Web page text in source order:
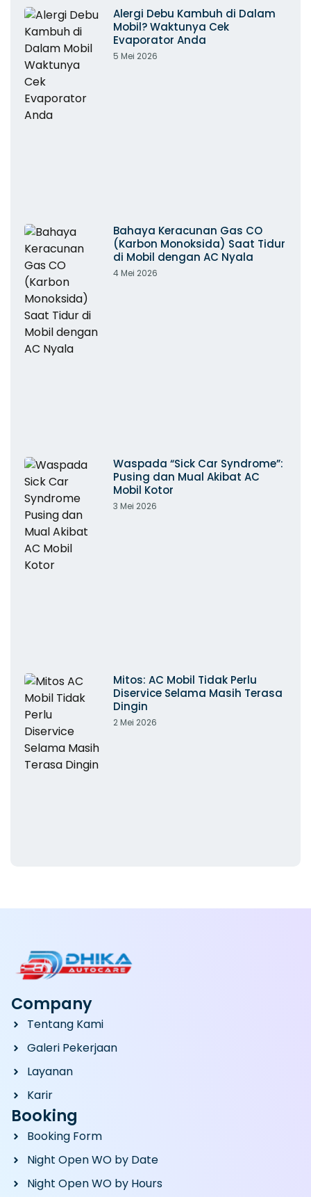
Alergi Debu Kambuh di Dalam
Mobil? Waktunya Cek
Evaporator Anda
5 Mei 2026
Bahaya Keracunan Gas CO
(Karbon Monoksida) Saat Tidur
di Mobil dengan AC Nyala
4 Mei 2026
Waspada “Sick Car Syndrome”:
Pusing dan Mual Akibat AC
Mobil Kotor
3 Mei 2026
Mitos: AC Mobil Tidak Perlu
Diservice Selama Masih Terasa
Dingin
2 Mei 2026
Company
Tentang Kami
Galeri Pekerjaan
Layanan
Karir
Booking
Booking Form
Night Open WO by Date
Night Open WO by Hours